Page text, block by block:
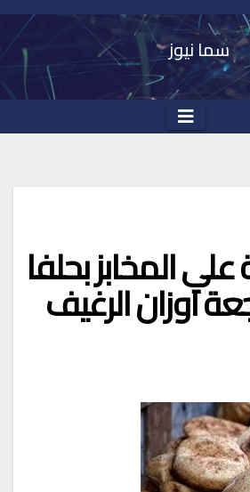
سما نيوز
علي المخابز بحلفا
اوزان الرغيف